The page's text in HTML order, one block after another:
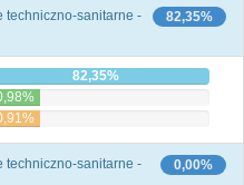
82,35%
techniczno-sanitarne -
82,35%
0,00%
techniczno-sanitarne -